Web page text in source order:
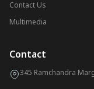
Contact Us
Multimedia
Contact
345 Ramchandra